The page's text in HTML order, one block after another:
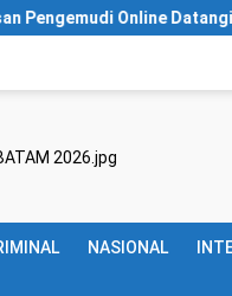
Polsek Sekupang
NASIONAL